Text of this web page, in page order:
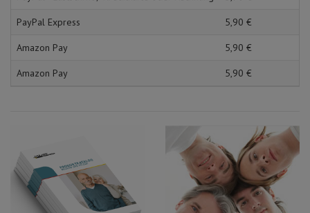
PayPal Express 5,90 €
Amazon Pay 5,90 €
Amazon Pay 5,90 €